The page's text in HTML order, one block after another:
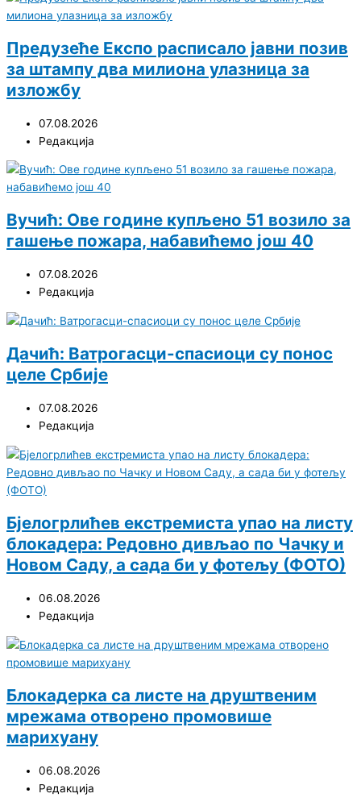
Предузеће Експо расписало јавни позив
за штампу два милиона улазница за
изложбу
07.08.2026
Редакција
Вучић: Ове године купљено 51 возило за
гашење пожара, набавићемо још 40
07.08.2026
Редакција
Дачић: Ватрогасци-спасиоци су понос
целе Србије
07.08.2026
Редакција
Бјелогрлићев екстремиста упао на листу
блокадера: Редовно дивљао по Чачку и
Новом Саду, а сада би у фотељу (ФОТО)
06.08.2026
Редакција
Блокадерка са листе на друштвеним
мрежама отворено промовише
марихуану
06.08.2026
Редакција